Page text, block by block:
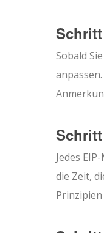
Sobald
Jedes
die Zeit,